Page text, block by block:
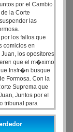
por el Cambio
la Corte
las
los fallos que
comicios en
los opositores
que el m�ximo
Insfr�n busque
Formosa. Con la
Suprema que
Juntos por el
tribunal para
pr�ximo 25 de
mandato